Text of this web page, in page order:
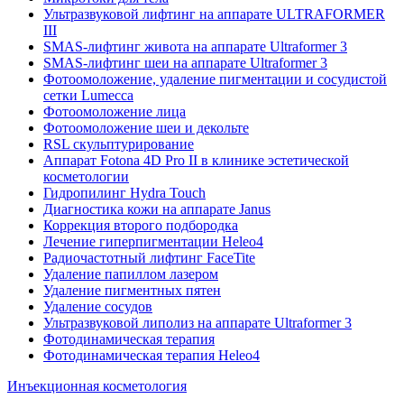
Ультразвуковой лифтинг на аппарате ULTRAFORMER
III
SMAS-лифтинг живота на аппарате Ultraformer 3
SMAS-лифтинг шеи на аппарате Ultraformer 3
Фотоомоложение, удаление пигментации и сосудистой
сетки Lumecca
Фотоомоложение лица
Фотоомоложение шеи и декольте
RSL скульптурирование
Аппарат Fotona 4D Pro II в клинике эстетической
косметологии
Гидропилинг Hydra Touch
Диагностика кожи на аппарате Janus
Коррекция второго подбородка
Лечение гиперпигментации Heleo4
Радиочастотный лифтинг FaceTite
Удаление папиллом лазером
Удаление пигментных пятен
Удаление сосудов
Ультразвуковой липолиз на аппарате Ultraformer 3
Фотодинамическая терапия
Фотодинамическая терапия Heleo4
Инъекционная косметология